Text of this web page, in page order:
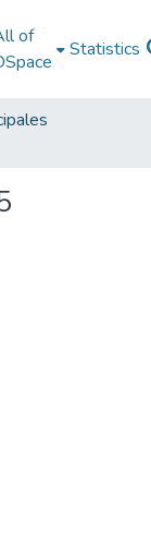
of
Statistics